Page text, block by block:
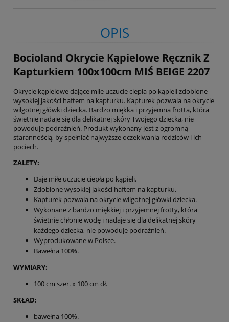
OPIS
Bocioland Okrycie Kąpielowe Ręcznik Z
Kapturkiem 100x100cm MIŚ BEIGE 2207
Okrycie kąpielowe dające miłe uczucie ciepła po kąpieli zdobione
wysokiej jakości haftem na kapturku. Kapturek pozwala na okrycie
wilgotnej główki dziecka. Bardzo miękka i przyjemna frotta, która
świetnie nadaje się dla delikatnej skóry Twojego dziecka, nie
powoduje podrażnień. Produkt wykonany jest z ogromną
starannością, by spełniać najwyższe oczekiwania rodziców i ich
pociech.
ZALETY:
Daje miłe uczucie ciepła po kąpieli.
Zdobione wysokiej jakości haftem na kapturku.
Kapturek pozwala na okrycie wilgotnej główki dziecka.
Wykonane z bardzo miękkiej i przyjemnej frotty, która
świetnie chłonie wodę i nadaje się dla delikatnej skóry
każdego dziecka, nie powoduje podrażnień.
Wyprodukowane w Polsce.
Bawełna 100%.
WYMIARY:
100 cm szer. x 100 cm dł.
SKŁAD:
bawełna 100%.